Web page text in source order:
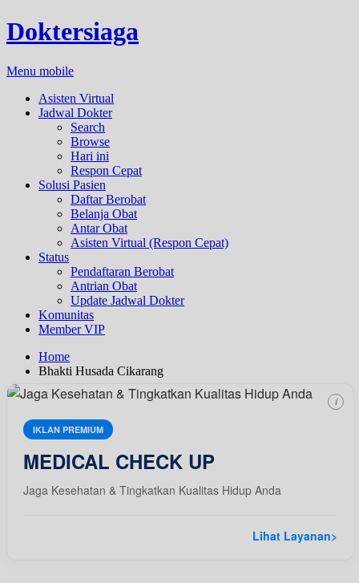
Doktersiaga
Menu mobile
Asisten Virtual
Jadwal Dokter
Search
Browse
Hari ini
Respon Cepat
Solusi Pasien
Daftar Berobat
Belanja Obat
Antar Obat
Asisten Virtual (Respon Cepat)
Status
Pendaftaran Berobat
Antrian Obat
Update Jadwal Dokter
Komunitas
Member VIP
Home
Bhakti Husada Cikarang
IKLAN PREMIUM
MEDICAL CHECK UP
Jaga Kesehatan & Tingkatkan Kualitas Hidup Anda
Lihat Layanan>
i